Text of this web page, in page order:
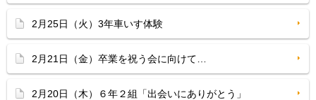
2月25日（火）3年車いす体験
2月21日（金）卒業を祝う会に向けて…
2月20日（木）６年２組「出会いにありがとう」